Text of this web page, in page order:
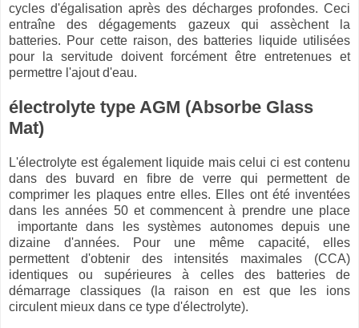
cycles d'égalisation après des décharges profondes. Ceci
entraîne des dégagements gazeux qui assèchent la
batteries. Pour cette raison, des batteries liquide utilisées
pour la servitude doivent forcément être entretenues et
permettre l'ajout d'eau.
électrolyte type AGM (Absorbe Glass
Mat)
L'électrolyte est également liquide mais celui ci est contenu
dans des buvard en fibre de verre qui permettent de
comprimer les plaques entre elles. Elles ont été inventées
dans les années 50 et commencent à prendre une place
importante dans les systèmes autonomes depuis une
dizaine d'années. Pour une même capacité, elles
permettent d'obtenir des intensités maximales (CCA)
identiques ou supérieures à celles des batteries de
démarrage classiques (la raison en est que les ions
circulent mieux dans ce type d'électrolyte).